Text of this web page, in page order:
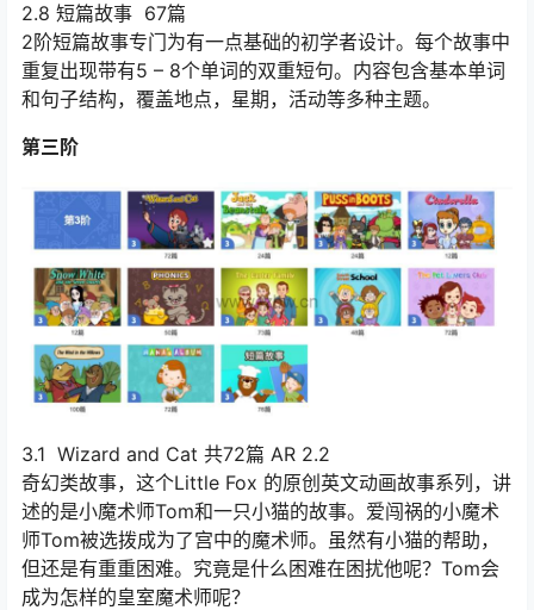
2.8 短篇故事 67篇
2阶短篇故事专门为有一点基础的初学者设计。每个故事中
重复出现带有5 – 8个单词的双重短句。内容包含基本单词
和句子结构，覆盖地点，星期，活动等多种主题。
第三阶
3.1 Wizard and Cat 共72篇 AR 2.2
奇幻类故事，这个Little Fox 的原创英文动画故事系列，讲
述的是小魔术师Tom和一只小猫的故事。爱闯祸的小魔术
师Tom被选拨成为了宫中的魔术师。虽然有小猫的帮助，
但还是有重重困难。究竟是什么困难在困扰他呢？Tom会
成为怎样的皇室魔术师呢？